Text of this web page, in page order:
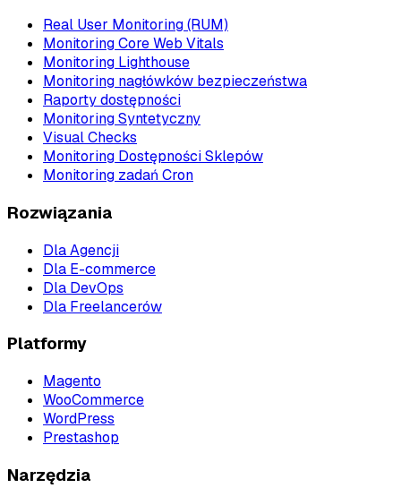
Real User Monitoring (RUM)
Monitoring Core Web Vitals
Monitoring Lighthouse
Monitoring nagłówków bezpieczeństwa
Raporty dostępności
Monitoring Syntetyczny
Visual Checks
Monitoring Dostępności Sklepów
Monitoring zadań Cron
Rozwiązania
Dla Agencji
Dla E-commerce
Dla DevOps
Dla Freelancerów
Platformy
Magento
WooCommerce
WordPress
Prestashop
Narzędzia